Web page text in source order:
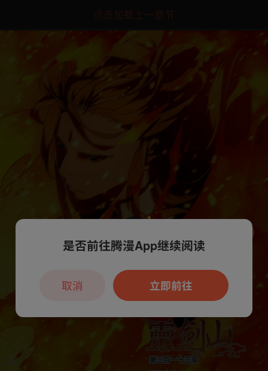
点击加载上一章节
本章节仅支持App阅读，可打开App新用
户7天免费看
是否前往腾漫App继续阅读
立即前往
取消